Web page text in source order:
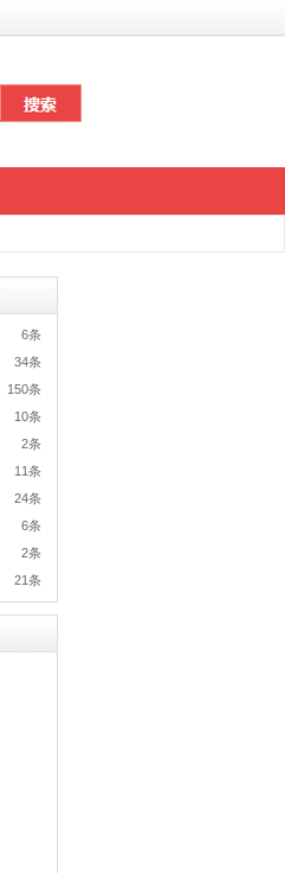
6条
34条
150条
10条
2条
11条
24条
6条
2条
21条